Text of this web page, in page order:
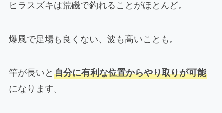
ヒラスズキは荒磯で釣れることがほとんど。
爆風で足場も良くない、波も高いことも。
竿が長いと 自分に有利な位置からやり取りが可能
になります。